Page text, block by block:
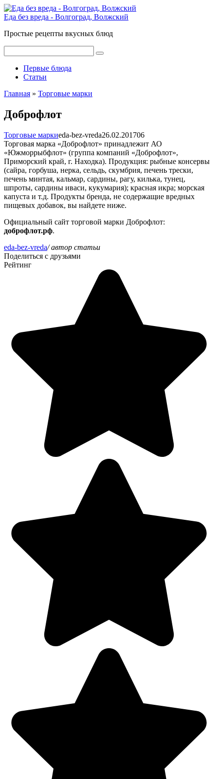
Перейти
к
Еда без вреда - Волгоград, Волжский
Простые рецепты вкусных блюд
Первые блюда
Статьи
Главная » Торговые марки
Доброфлот
Торговые маркиeda-bez-vreda26.02.201706
Торговая марка «Доброфлот» принадлежит АО
«Южморрыбфлот» (группа компаний «Доброфлот»,
Приморский край, г. Находка). Продукция: рыбные консервы
(сайра, горбуша, нерка, сельдь, скумбрия, печень трески,
печень минтая, кальмар, сардины, рагу, килька, тунец,
шпроты, сардины иваси, кукумария); красная икра; морская
капуста и т.д. Продукты бренда, не содержащие вредных
пищевых добавок, вы найдете ниже.
Официальный сайт торговой марки Доброфлот:
доброфлот.рф.
eda-bez-vreda/ автор статьи
Поделиться с друзьями
Рейтинг